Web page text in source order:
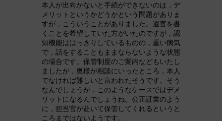
本人が出向かないと手続ができないのは，デ
メリットというかどうかという問題がありま
すが，こういうことがありました。遺言を書
くことを希望していた方がいたのですが，認
知機能ははっきりしているものの，重い病気
で，話をすることもままならないような状態
の場合です。保管制度のご案内などもいたし
ましたが，奥様が相談にいったところ，本人
でなければ難しいと言われたそうです。そう
なんでしょうが，このようなケースではデメ
リットになるんでしょうね。公正証書のよう
に，担当官が赴いて保管してくれるというと
ころまではないようです。